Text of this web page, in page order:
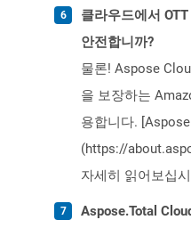
클라우드에서
안전합니까?
물론! Aspose
을 보장하는
용합니다.
(https://
자세히 읽어보십
Aspose.Total